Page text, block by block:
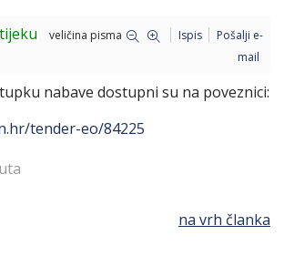
veličina pisma Ispis
Pošalji e-
mail
nabave dostupni su na poveznici:
tender-eo/84225
na vrh članka